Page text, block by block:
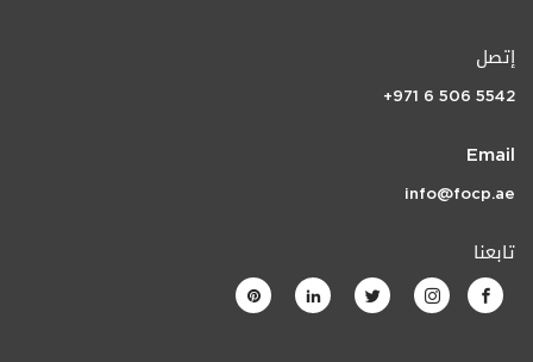
إتصل
+971 6 506 5542
Email
info@focp.ae
تابعنا